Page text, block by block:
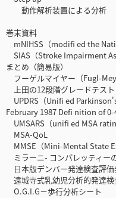
動作解析装置による分析
巻末資料
mNIHSS（modifi ed the
SIAS（Stroke Impairment
まとめ（簡易版）
フーゲルマイヤー（Fugl-
上田の12段階グレードテスト
UPDRS（Unifi ed
February 1987 Defi nition of 0-4
UMSARS（unifi ed MSA
MSA-QoL
MMSE（Mini-Mental State
ミラーニ- コンパレッティー
日本版デンバー発達検査評価
遠城寺式乳幼児分析的発達
O.G.I.G－歩行分析シート